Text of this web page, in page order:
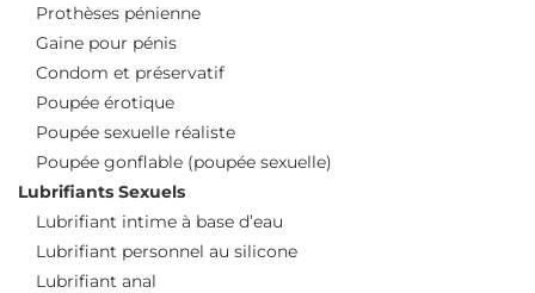
Prothèses pénienne
Gaine pour pénis
Condom et préservatif
Poupée érotique
Poupée sexuelle réaliste
Poupée gonflable (poupée sexuelle)
Lubrifiants Sexuels
Lubrifiant intime à base d’eau
Lubrifiant personnel au silicone
Lubrifiant anal